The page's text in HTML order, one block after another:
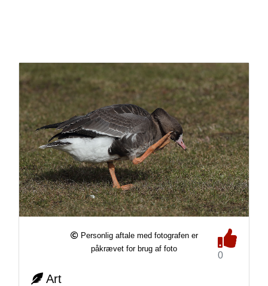
Personlig aftale med fotografen er
påkrævet for brug af foto
0
Art